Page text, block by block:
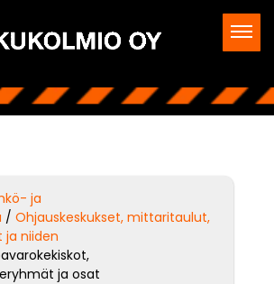
ja
/ Ohjauskeskukset, mittaritaulut,
ja niiden
ja osat